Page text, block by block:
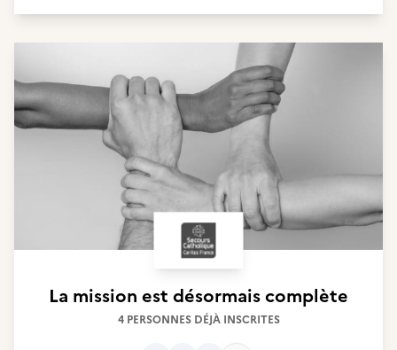
La mission est désormais complète
4 PERSONNES DÉJÀ INSCRITES